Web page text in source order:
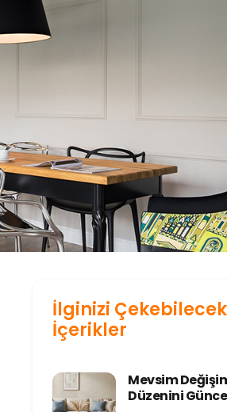
İlginizi Çekebilecek
İçerikler
Mevsim
Düzenini